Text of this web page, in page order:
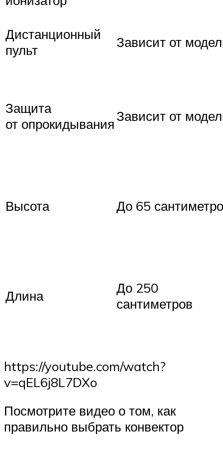
Дистанционный
пульт
Зависит от
Защита
от опрокидыванияЗависит от
Высота До 65
Длина
До 250
сантиметров
https://youtube.com/watch?
v=qEL6j8L7DXo
Посмотрите видео о том, как
правильно выбрать конвектор